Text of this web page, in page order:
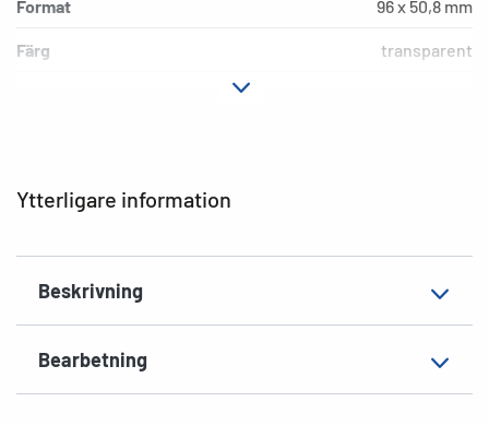
Ytterligare information
Beskrivning
Bearbetning
Format 96 x 50,8 mm
Färg transparent